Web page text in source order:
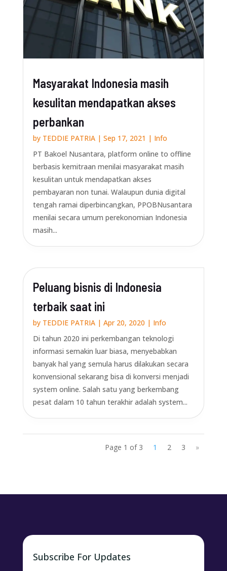
Masyarakat Indonesia masih
kesulitan mendapatkan akses
perbankan
by TEDDIE PATRIA| Sep 17, 2021 | Info
PT Bakoel Nusantara, platform online to offline
berbasis kemitraan menilai masyarakat masih
kesulitan untuk mendapatkan akses
pembayaran non tunai. Walaupun dunia digital
tengah ramai diperbincangkan, PPOBNusantara
menilai secara umum perekonomian Indonesia
masih...
Peluang bisnis di Indonesia
terbaik saat ini
by TEDDIE PATRIA| Apr 20, 2020 | Info
Di tahun 2020 ini perkembangan teknologi
informasi semakin luar biasa, menyebabkan
banyak hal yang semula harus dilakukan secara
konvensional sekarang bisa di konversi menjadi
system online. Salah satu yang berkembang
pesat dalam 10 tahun terakhir adalah system...
Page 1 of 3 1 2 3 »
Subscribe For Updates